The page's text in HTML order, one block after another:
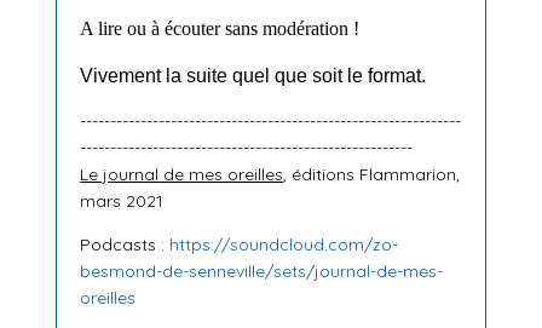
A lireou à écouter sans modération !
Vivement la suite quel que soit le format.
---------------------------------------------------------------
-------------------------------------------------------
Le journal de mes oreilles, éditions Flammarion,
mars 2021
Podcasts : https://soundcloud.com/zo-
besmond-de-senneville/sets/journal-de-mes-
oreilles